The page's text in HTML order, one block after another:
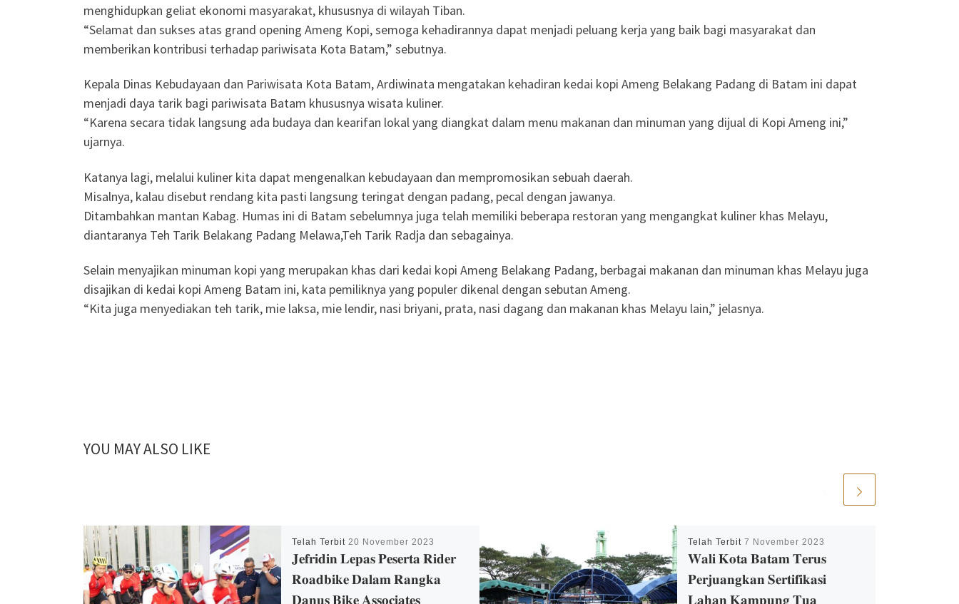
menghidupkan geliat ekonomi masyarakat, khususnya di wilayah Tiban.
“Selamat dan sukses atas grand opening Ameng Kopi, semoga kehadirannya dapat menjadi peluang kerja yang baik bagi masyarakat dan
memberikan kontribusi terhadap pariwisata Kota Batam,” sebutnya.
Kepala Dinas Kebudayaan dan Pariwisata Kota Batam, Ardiwinata mengatakan kehadiran kedai kopi Ameng Belakang Padang di Batam ini dapat
menjadi daya tarik bagi pariwisata Batam khususnya wisata kuliner.
“Karena secara tidak langsung ada budaya dan kearifan lokal yang diangkat dalam menu makanan dan minuman yang dijual di Kopi Ameng ini,”
ujarnya.
Katanya lagi, melalui kuliner kita dapat mengenalkan kebudayaan dan mempromosikan sebuah daerah.
Misalnya, kalau disebut rendang kita pasti langsung teringat dengan padang, pecal dengan jawanya.
Ditambahkan mantan Kabag. Humas ini di Batam sebelumnya juga telah memiliki beberapa restoran yang mengangkat kuliner khas Melayu,
diantaranya Teh Tarik Belakang Padang Melawa,Teh Tarik Radja dan sebagainya.
Selain menyajikan minuman kopi yang merupakan khas dari kedai kopi Ameng Belakang Padang, berbagai makanan dan minuman khas Melayu juga
disajikan di kedai kopi Ameng Batam ini, kata pemiliknya yang populer dikenal dengan sebutan Ameng.
“Kita juga menyediakan teh tarik, mie laksa, mie lendir, nasi briyani, prata, nasi dagang dan makanan khas Melayu lain,” jelasnya.
YOU MAY ALSO LIKE
Telah Terbit 20 November 2023
𝐉𝐞𝐟𝐫𝐢𝐝𝐢𝐧 𝐋𝐞𝐩𝐚𝐬 𝐏𝐞𝐬𝐞𝐫𝐭𝐚 𝐑𝐢𝐝𝐞𝐫
𝐑𝐨𝐚𝐝𝐛𝐢𝐤𝐞 𝐃𝐚𝐥𝐚𝐦 𝐑𝐚𝐧𝐠𝐤𝐚
𝐃𝐚𝐧𝐮𝐬 𝐁𝐢𝐤𝐞 𝐀𝐬𝐬𝐨𝐜𝐢𝐚𝐭𝐞𝐬
Telah Terbit 7 November 2023
𝐖𝐚𝐥𝐢 𝐊𝐨𝐭𝐚 𝐁𝐚𝐭𝐚𝐦 𝐓𝐞𝐫𝐮𝐬
𝐏𝐞𝐫𝐣𝐮𝐚𝐧𝐠𝐤𝐚𝐧 𝐒𝐞𝐫𝐭𝐢𝐟𝐢𝐤𝐚𝐬𝐢
𝐋𝐚𝐡𝐚𝐧 𝐊𝐚𝐦𝐩𝐮𝐧𝐠 𝐓𝐮𝐚